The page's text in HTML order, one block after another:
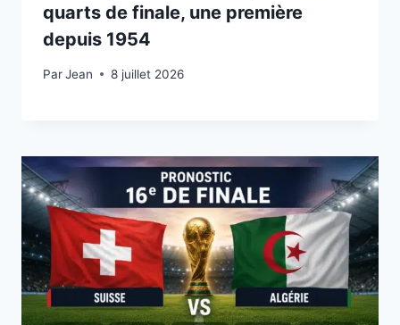
quarts de finale, une première
depuis 1954
ParJean
8 juillet 20268 juillet 2026